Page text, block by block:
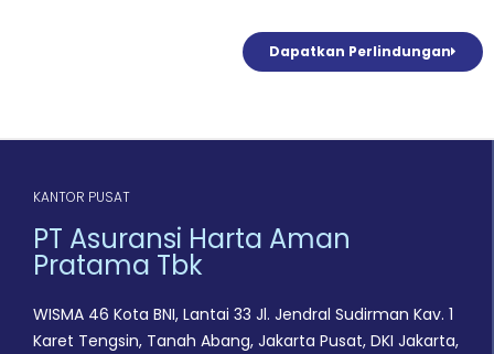
Dapatkan Perlindungan
KANTOR PUSAT
PT Asuransi Harta Aman
Pratama Tbk
WISMA 46 Kota BNI, Lantai 33 Jl. Jendral Sudirman Kav. 1
Karet Tengsin, Tanah Abang, Jakarta Pusat, DKI Jakarta,